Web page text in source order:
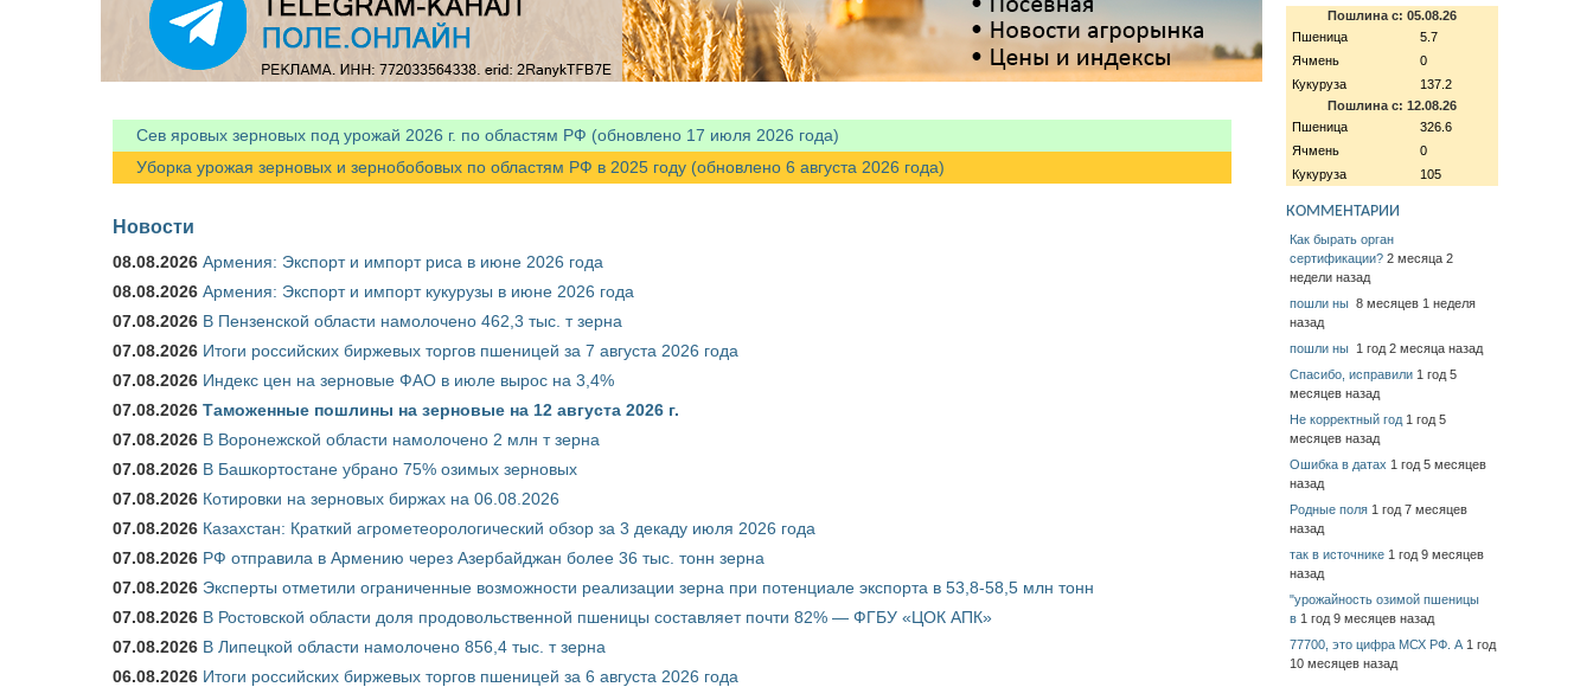
Сев яровых зерновых под урожай 2026 г. по областям РФ (обновлено 17 июля 2026 года)
Уборка урожая зерновых и зернобобовых по областям РФ в 2025 году (обновлено 6 августа 2026 года)
Новости
08.08.2026 Армения: Экспорт и импорт риса в июне 2026 года
08.08.2026 Армения: Экспорт и импорт кукурузы в июне 2026 года
07.08.2026 В Пензенской области намолочено 462,3 тыс. т зерна
07.08.2026 Итоги российских биржевых торгов пшеницей за 7 августа 2026 года
07.08.2026 Индекс цен на зерновые ФАО в июле вырос на 3,4%
07.08.2026 Таможенные пошлины на зерновые на 12 августа 2026 г.
07.08.2026 В Воронежской области намолочено 2 млн т зерна
07.08.2026 В Башкортостане убрано 75% озимых зерновых
07.08.2026 Котировки на зерновых биржах на 06.08.2026
07.08.2026 Казахстан: Краткий агрометеорологический обзор за 3 декаду июля 2026 года
07.08.2026 РФ отправила в Армению через Азербайджан более 36 тыс. тонн зерна
07.08.2026 Эксперты отметили ограниченные возможности реализации зерна при потенциале экспорта в 53,8-58,5 млн тонн
07.08.2026 В Ростовской области доля продовольственной пшеницы составляет почти 82% — ФГБУ «ЦОК АПК»
07.08.2026 В Липецкой области намолочено 856,4 тыс. т зерна
06.08.2026 Итоги российских биржевых торгов пшеницей за 6 августа 2026 года
Пошлина с: 05.08.26
Пшеница
5.7
Ячмень
0
Кукуруза
137.2
Пошлина с: 12.08.26
Пшеница
326.6
Ячмень
0
Кукуруза
105
КОММЕНТАРИИ
Как бырать орган
сертификации? 2 месяца 2
недели назад
пошли ны 8 месяцев 1 неделя
назад
пошли ны 1 год 2 месяца назад
Спасибо, исправили 1 год 5
месяцев назад
Не корректный год 1 год 5
месяцев назад
Ошибка в датах 1 год 5 месяцев
назад
Родные поля 1 год 7 месяцев
назад
так в источнике 1 год 9 месяцев
назад
"урожайность озимой пшеницы
в 1 год 9 месяцев назад
77700, это цифра МСХ РФ. А 1 год
10 месяцев назад